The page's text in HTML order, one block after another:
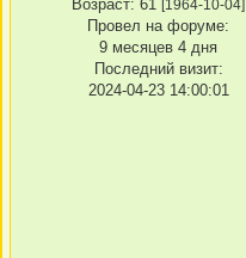
Возраст: 61 [1964-10-04]
Провел на форуме:
9 месяцев 4 дня
Последний визит:
2024-04-23 14:00:01